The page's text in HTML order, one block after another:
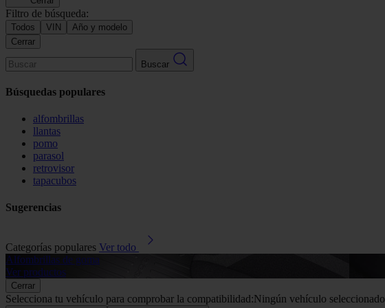
Filtro de búsqueda:
Todos VIN
Año y modelo
Cerrar
Buscar
Búsquedas populares
alfombrillas
llantas
pomo
parasol
retrovisor
tapacubos
Sugerencias
Categorías populares Ver todo
Alfombrillas de goma
Ver productos
Cerrar
Selecciona tu vehículo para comprobar la compatibilidad:Ningún vehículo seleccionado